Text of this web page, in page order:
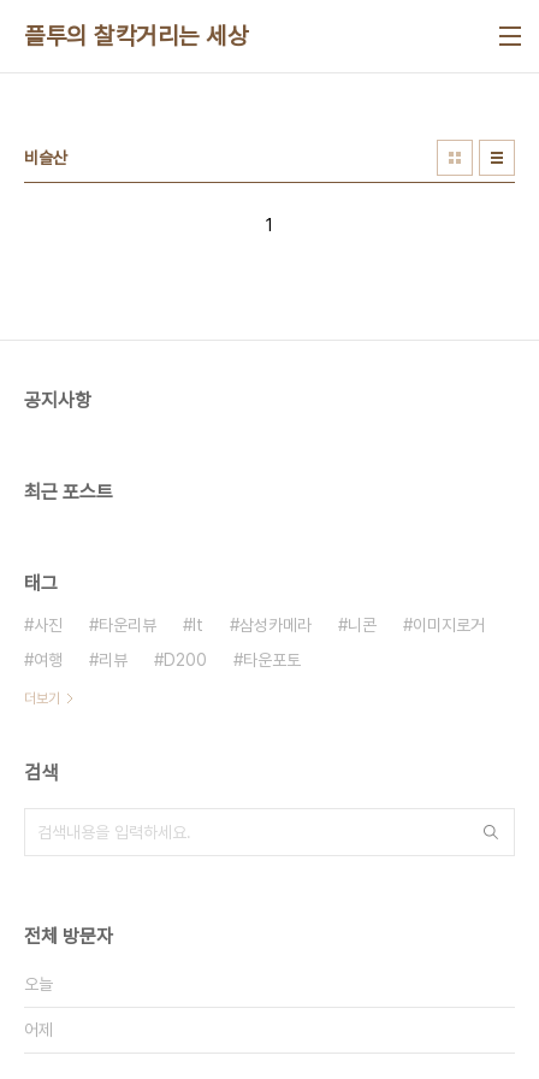
플투의 찰칵거리는 세상
비슬산
1
공지사항
최근 포스트
태그
사진 타운리뷰 It 삼성카메라 니콘
이미지로거
여행
리뷰 D200 타운포토
더보기
검색
전체 방문자
오늘
어제